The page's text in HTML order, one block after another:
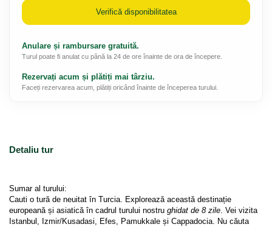
Detaliu tur
Sumar al turului:
Cauti o tură de neuitat în Turcia. Explorează această destinație
europeană și asiatică în cadrul turului nostru ghidat de 8 zile. Vei vizita
Istanbul, Izmir/Kusadasi, Efes, Pamukkale și Cappadocia. Nu căuta
Verifică disponibilitatea
Anulare și rambursare gratuită.
Turul poate fi anulat cu până la 24 de ore înainte de ora de începere.
Rezervați acum și plătiți mai târziu.
Faceți rezervarea acum, plătiți oricând înainte de începerea turului.